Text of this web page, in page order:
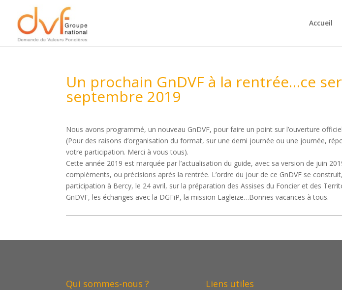
Accueil
Un prochain GnDVF à la rentrée…ce
septembre 2019
Nous avons programmé, un nouveau GnDVF, pour faire un point sur l’ouverture
(Pour des raisons d’organisation du format, sur une demi journée ou une journée,
votre participation. Merci à vous tous).
Cette année 2019 est marquée par l’actualisation du guide, avec sa version de juin
compléments, ou précisions après la rentrée. L’ordre du jour de ce GnDVF se
participation à Bercy, le 24 avril, sur la préparation des Assises du Foncier et des
GnDVF, les échanges avec la DGFiP, la mission Lagleize…Bonnes vacances à tous.
Qui sommes-nous ? Liens utiles